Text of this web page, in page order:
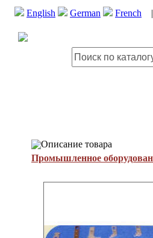
English German French
Описание товара
Промышленное